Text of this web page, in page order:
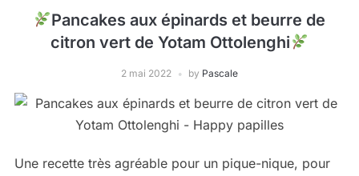
Pancakes aux épinards et beurre de
citron vert de Yotam Ottolenghi
2 mai 2022 by Pascale
Une recette très agréable pour un pique-nique, pour